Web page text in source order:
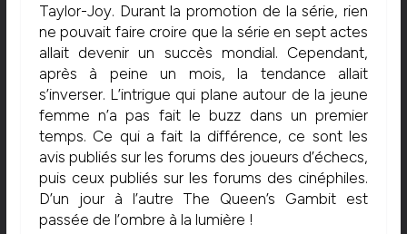
Taylor-Joy. Durant la promotion de la série, rien
ne pouvait faire croire que la série en sept actes
allait devenir un succès mondial. Cependant,
après à peine un mois, la tendance allait
s’inverser. L’intrigue qui plane autour de la jeune
femme n’a pas fait le buzz dans un premier
temps. Ce qui a fait la différence, ce sont les
avis publiés sur les forums des joueurs d’échecs,
puis ceux publiés sur les forums des cinéphiles.
D’un jour à l’autre The Queen’s Gambit est
passée de l’ombre à la lumière !